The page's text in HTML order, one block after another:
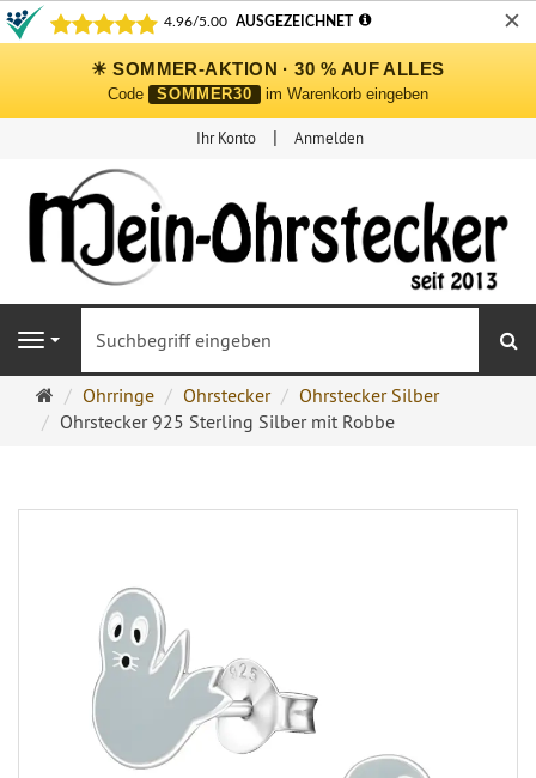
✕
☀ SOMMER-AKTION · 30 % AUF ALLES
Code SOMMER30 im Warenkorb eingeben
Ihr Konto Anmelden
Navigation
Ohrringe
Ohrstecker
Ohrringe Ohrstecker
Ohrstecker Silber
Ohrstecker 925 Sterling Silber mit Robbe